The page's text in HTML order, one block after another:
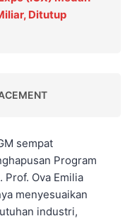
Ditutup
sempat
Program
Ova Emilia
menyesuaikan
industri,